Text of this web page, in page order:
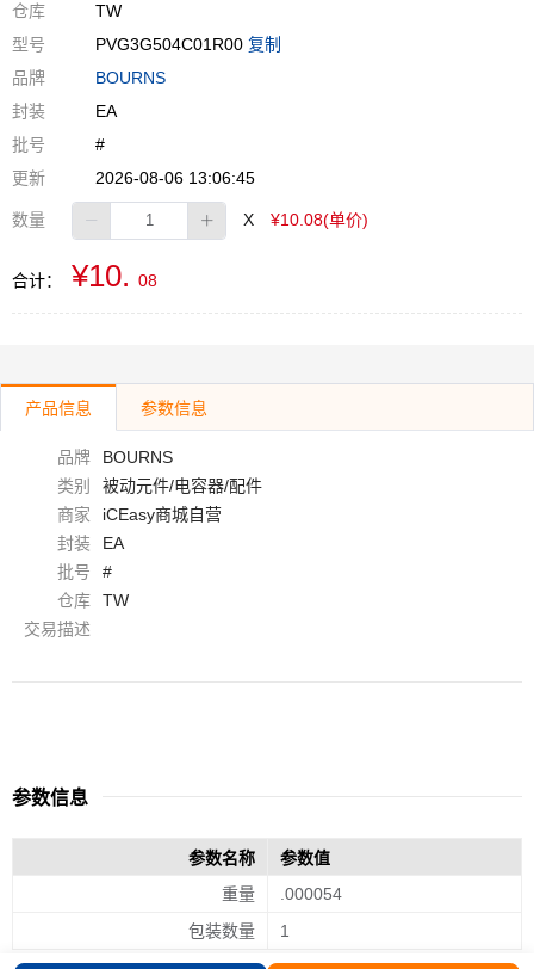
仓库
TW
型号
PVG3G504C01R00 复制
品牌
BOURNS
封装
EA
批号
#
更新
2026-08-06 13:06:45
数量 X ¥10.08(单价)
合计： ¥10. 08
产品信息 参数信息
品牌
BOURNS
类别
被动元件/电容器/配件
商家
iCEasy商城自营
封装
EA
批号
#
仓库
TW
交易描述
参数信息
参数名称
参数值
重量
.000054
包装数量
1